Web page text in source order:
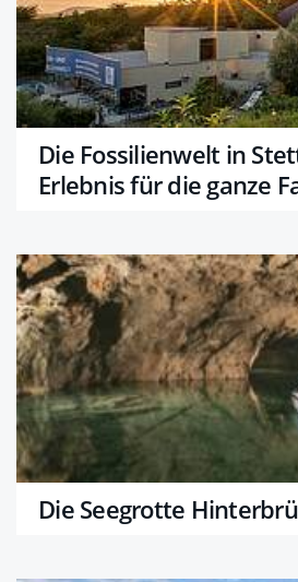
Die Fossilienwelt in
Erlebnis für die ganze
Die Seegrotte